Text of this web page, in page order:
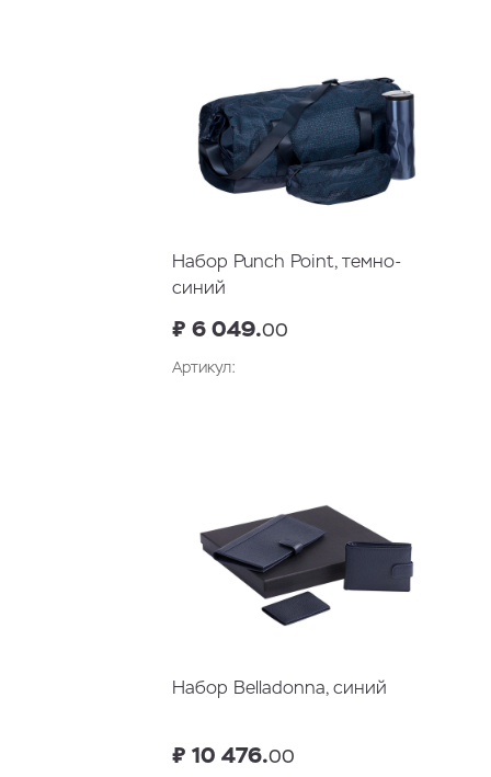
Набор Punch Point, темно-
синий
₽ 6 049.00
Артикул:
Набор Belladonna, синий
₽ 10 476.00